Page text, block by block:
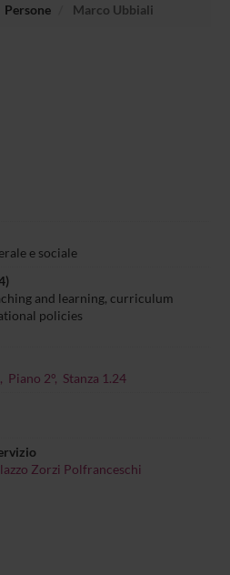
Persone Marco Ubbiali
e sociale
and learning, curriculum
policies
2°, Stanza 1.24
Zorzi Polfranceschi